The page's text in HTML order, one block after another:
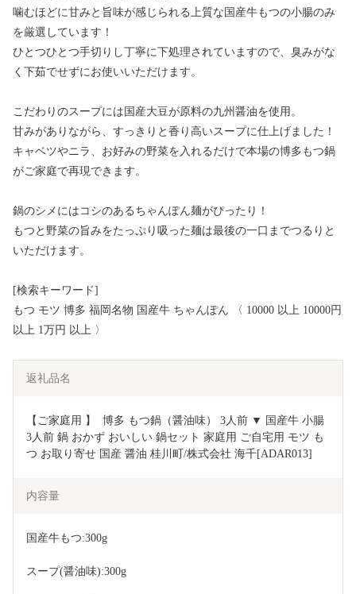
噛むほどに甘みと旨味が感じられる上質な国産牛もつの小腸のみ
を厳選しています！
ひとつひとつ手切りし丁寧に下処理されていますので、臭みがな
く下茹でせずにお使いいただけます。
こだわりのスープには国産大豆が原料の九州醤油を使用。
甘みがありながら、すっきりと香り高いスープに仕上げました！
キャベツやニラ、お好みの野菜を入れるだけで本場の博多もつ鍋
がご家庭で再現できます。
鍋のシメにはコシのあるちゃんぽん麺がぴったり！
もつと野菜の旨みをたっぷり吸った麺は最後の一口までつるりと
いただけます。
[検索キーワード]
もつ モツ 博多 福岡名物 国産牛 ちゃんぽん 〈 10000 以上 10000円
以上 1万円 以上 〉
返礼品名
【ご家庭用 】  博多 もつ鍋（醤油味） 3人前 ▼ 国産牛 小腸
3人前 鍋 おかず おいしい 鍋セット 家庭用 ご自宅用 モツ も
つ お取り寄せ 国産 醤油 桂川町/株式会社 海千[ADAR013]
内容量
国産牛もつ:300g
スープ(醤油味):300g